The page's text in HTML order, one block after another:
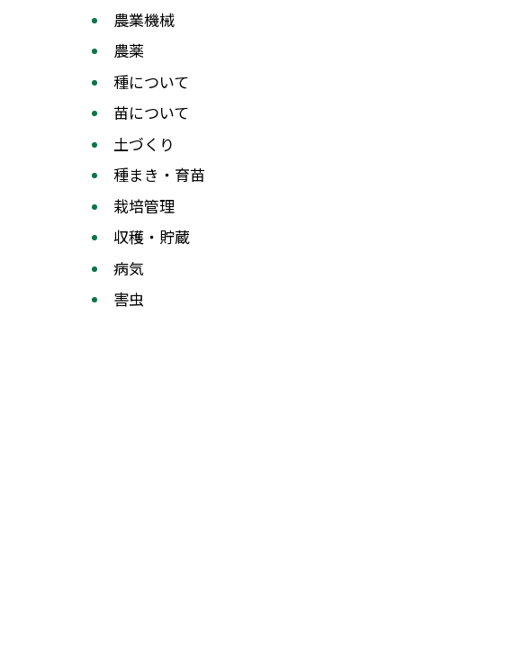
農業機械
農薬
種について
苗について
土づくり
種まき・育苗
栽培管理
収穫・貯蔵
病気
害虫